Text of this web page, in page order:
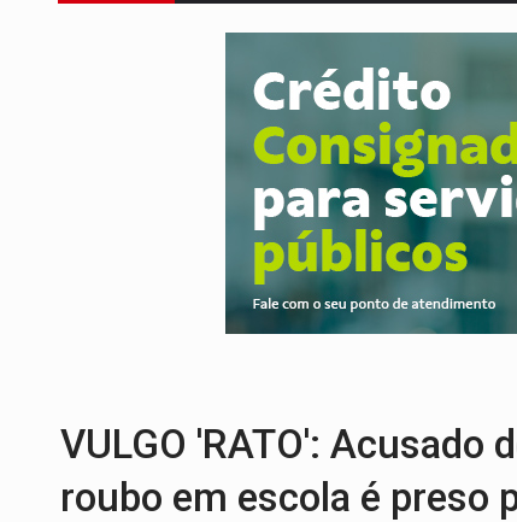
EDUCAÇÃO BÁSICA:Ideb avança nos
CONTA DIFÍCIL:Com as novidades na
CH4C1NA:Disputa entre PCC e CV
Prefeitura inicia
QUIRINUS: Draco faz operação para
TRAFICANTE PRESO:Operação Brasil
SUPER EL NIÑO: Trabalho inédito vai
VULGO 'RATO': Acusado
roubo em escola é preso